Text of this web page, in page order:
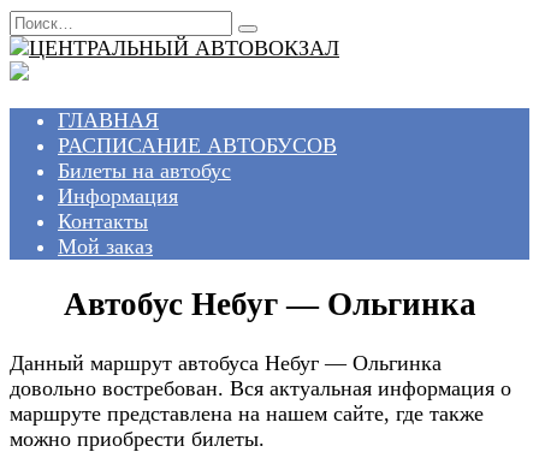
Перейти
к
содержанию
Search
for:
ГЛАВНАЯ
РАСПИСАНИЕ АВТОБУСОВ
Билеты на автобус
Информация
Контакты
Мой заказ
Автобус Небуг — Ольгинка
Данный маршрут автобуса Небуг — Ольгинка
довольно востребован. Вся актуальная информация о
маршруте представлена на нашем сайте, где также
можно приобрести билеты.